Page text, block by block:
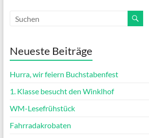
Neueste Beiträge
Hurra, wir feiern Buchstabenfest
1. Klasse besucht den Winklhof
WM-Lesefrühstück
Fahrradakrobaten